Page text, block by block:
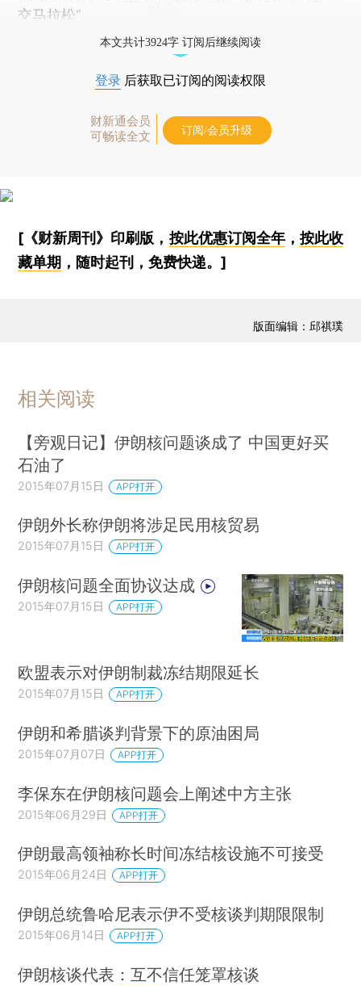
交马拉松”。
本文共计3924字 订阅后继续阅读
登录 后获取已订阅的阅读权限
财新通会员
可畅读全文
订阅/会员升级
[《财新周刊》印刷版， 按此优惠订阅全年， 按此收
藏单期 ，随时起刊，免费快递。]
版面编辑：邱祺璞
相关阅读
【旁观日记】伊朗核问题谈成了 中国更好买
石油了
2015年07月15日 APP打开
伊朗外长称伊朗将涉足民用核贸易
2015年07月15日 APP打开
伊朗核问题全面协议达成
2015年07月15日 APP打开
欧盟表示对伊朗制裁冻结期限延长
2015年07月15日 APP打开
伊朗和希腊谈判背景下的原油困局
2015年07月07日 APP打开
李保东在伊朗核问题会上阐述中方主张
2015年06月29日 APP打开
伊朗最高领袖称长时间冻结核设施不可接受
2015年06月24日 APP打开
伊朗总统鲁哈尼表示伊不受核谈判期限限制
2015年06月14日 APP打开
伊朗核谈代表：互不信任笼罩核谈